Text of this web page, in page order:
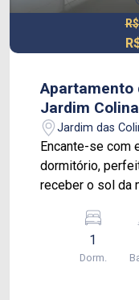
Apartamento
Jardim
Jardim das
Encante-se com
dormitório,
receber o sol da manhã . Este
uma espaçosa
perfeita para
criam uma
1
Dorm.